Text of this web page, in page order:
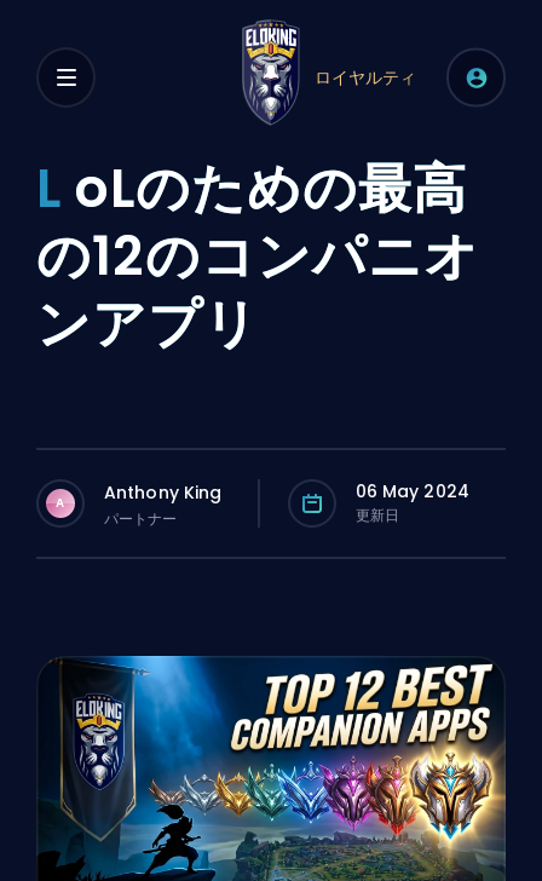
ロイヤルティ
L oLのための最高
の12のコンパニオ
ンアプリ
A Anthony King
パートナー
06 May 2024
更新日